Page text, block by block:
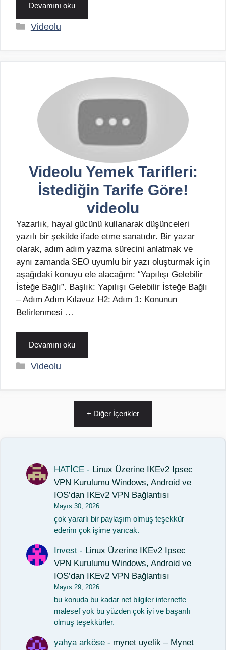
Devamını oku
Kategoriler
Videolu
Videolu Yemek Tarifleri:
İstediğin Tarife Göre!
videolu
Yazarlık, hayal gücünü kullanarak düşünceleri
yazılı bir şekilde ifade etme sanatıdır. Bir yazar
olarak, adım adım yazma sürecini anlatmak ve
aynı zamanda SEO uyumlu bir yazı oluşturmak için
aşağıdaki konuyu ele alacağım: “Yapılışı Gelebilir
İsteğe Bağlı”. Başlık: Yapılışı Gelebilir İsteğe Bağlı
– Adım Adım Kılavuz H2: Adım 1: Konunun
Belirlenmesi …
Devamını oku
Kategoriler
Videolu
+ Diğer İçerikler
HATİCE - Linux Üzerine IKEv2 Ipsec
VPN Kurulumu Windows, Android ve
IOS’dan IKEv2 VPN Bağlantısı
Mayıs 30, 2026
çok yararlı bir paylaşım olmuş teşekkür
ederim çok işime yarıcak.
Invest - Linux Üzerine IKEv2 Ipsec
VPN Kurulumu Windows, Android ve
IOS’dan IKEv2 VPN Bağlantısı
Mayıs 29, 2026
bu konuda bu kadar net bilgiler internette
malesef yok bu yüzden çok iyi ve başarılı
olmuş teşekkürler.
yahya arköse - mynet uyelik – Mynet